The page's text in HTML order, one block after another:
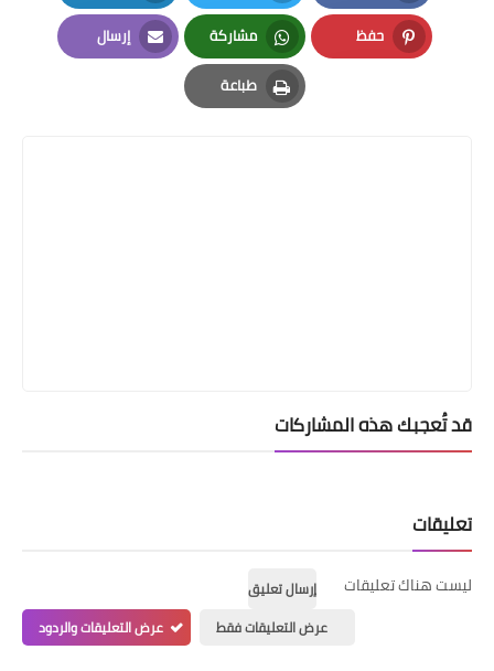
Facebook
Twitter
LinkedIn
حفظ
Pinterest
مشاركة
Whatsapp
إرسال
Email
طباعة
Print
قد تُعجبك هذه المشاركات
تعليقات
ليست هناك تعليقات
إرسال تعليق
عرض التعليقات فقط
عرض التعليقات والردود